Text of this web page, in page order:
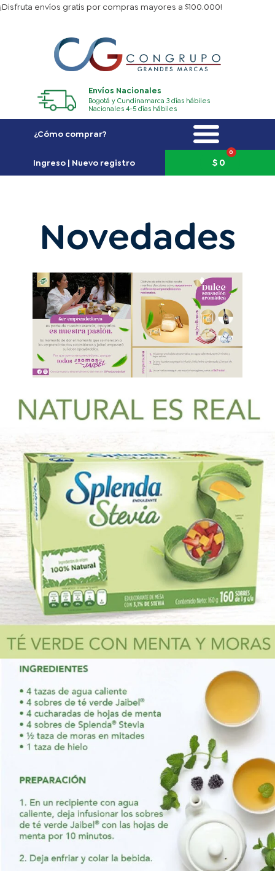
Ir
¡Disfruta envíos gratis por compras mayores a $100.000!
Envíos Nacionales
Bogotá y Cundinamarca 3 días hábiles
Nacionales 4-5 días hábiles
¿Cómo comprar?
Ingreso | Nuevo registro $0
0
Carrito
Novedades